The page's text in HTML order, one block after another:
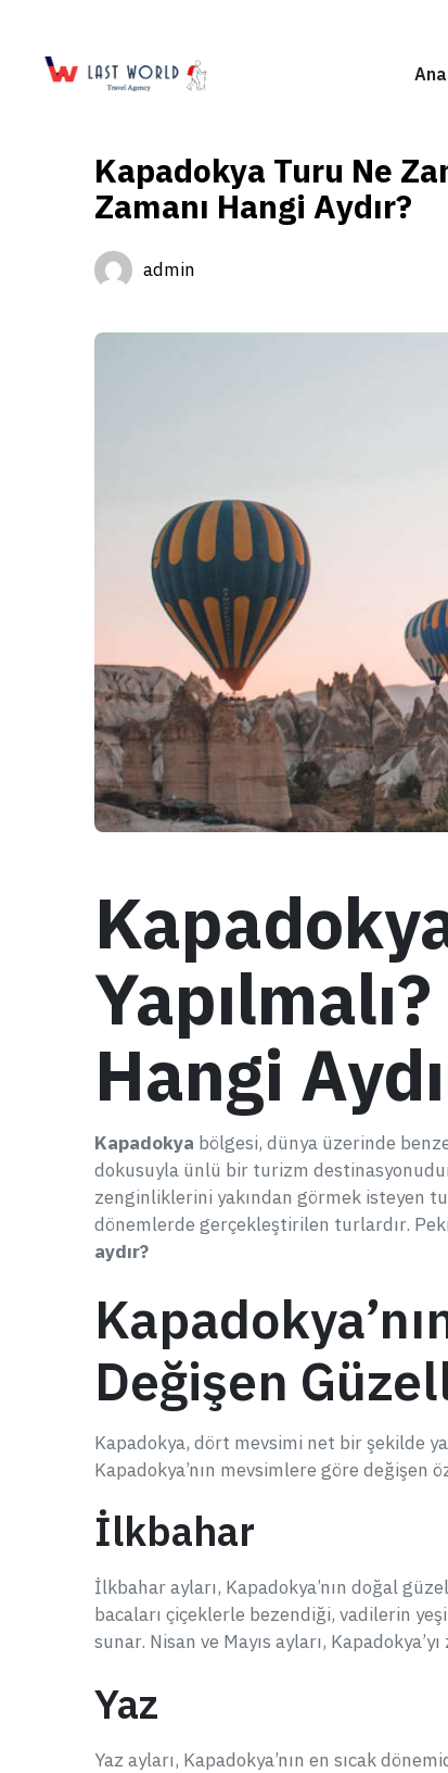
Kapadokya Turu Ne
Zamanı Hangi Aydır?
admin
Hangi
Kapadokya bölgesi, dünya üzerinde
dokusuyla ünlü bir turizm
zenginliklerini yakından görmek isteyen
dönemlerde gerçekleştirilen turlardır.
aydır?
Değişen
Kapadokya, dört mevsimi net bir şekilde
Kapadokya’nın mevsimlere göre
İlkbahar
İlkbahar ayları, Kapadokya’nın doğal
bacaları çiçeklerle bezendiği, vadilerin
sunar. Nisan ve Mayıs ayları,
Yaz
Yaz ayları, Kapadokya’nın en sıcak